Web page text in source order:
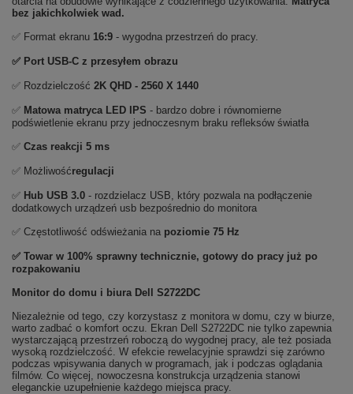
bez jakichkolwiek wad.
✅ Format ekranu 16:9 - wygodna przestrzeń do pracy.
✅ Port USB-C z przesyłem obrazu
✅ Rozdzielczość 2K QHD - 2560 X 1440
✅ Matowa matryca LED IPS - bardzo dobre i równomierne
podświetlenie ekranu przy jednoczesnym braku refleksów światła
✅ Czas reakcji 5 ms
✅ Możliwośćregulacji
✅ Hub USB 3.0 - rozdzielacz USB, który pozwala na podłączenie
dodatkowych urządzeń usb bezpośrednio do monitora
✅ Częstotliwość odświeżania na poziomie 75 Hz
✅ Towar w 100% sprawny technicznie, gotowy do pracy już po
rozpakowaniu
Monitor do domu i biura Dell S2722DC
Niezależnie od tego, czy korzystasz z monitora w domu, czy w biurze,
warto zadbać o komfort oczu. Ekran Dell S2722DC nie tylko zapewnia
wystarczającą przestrzeń roboczą do wygodnej pracy, ale też posiada
wysoką rozdzielczość. W efekcie rewelacyjnie sprawdzi się zarówno
podczas wpisywania danych w programach, jak i podczas oglądania
filmów. Co więcej, nowoczesna konstrukcja urządzenia stanowi
eleganckie uzupełnienie każdego miejsca pracy.